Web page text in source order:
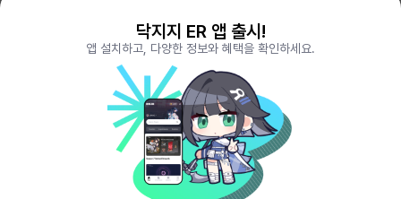
리그오브레전드 전적검색 포로지지PORO.GG
전략적팀전투 TFT 전적검색 롤체지지 LOLCHESS.GG
메이플스토리 종합통계MAPLE.GG
VALORANT.DAK.GG
배틀그라운드 전적검색PUBG.DAK.GG
이터널 리턴 전적검색ER.DAK.GG
GENSHIN.DAK.GG
DEADLOCK.DAK.GG
닥지지 ER 앱 출시!
앱 설치하고, 다양한 정보와 혜택을 확인하세요.